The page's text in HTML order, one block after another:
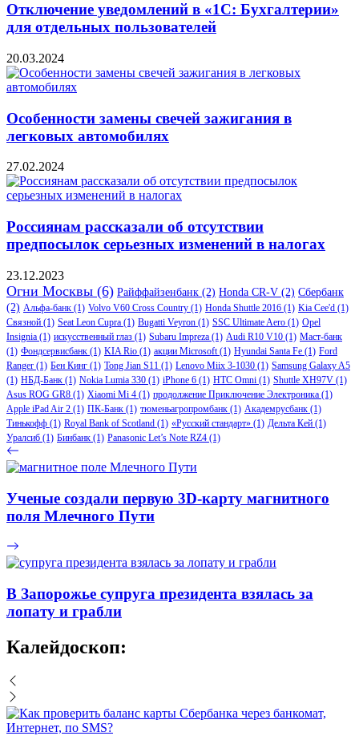
Отключение уведомлений в «1С: Бухгалтерии»
для отдельных пользователей
20.03.2024
Особенности замены свечей зажигания в
легковых автомобилях
27.02.2024
Россиянам рассказали об отсутствии
предпосылок серьезных изменений в налогах
23.12.2023
Огни Москвы (6) Райффайзенбанк (2) Honda CR-V (2) Сбербанк
(2) Альфа-банк (1) Volvo V60 Cross Country (1) Honda Shuttle 2016 (1) Kia Cee'd (1)
Связной (1) Seat Leon Cupra (1) Bugatti Veyron (1) SSC Ultimate Aero (1) Opel
Insignia (1) искусственный глаз (1) Subaru Impreza (1) Audi R10 V10 (1) Маст-банк
(1) Фондсервисбанк (1) KIA Rio (1) акции Microsoft(1) Hyundai Santa Fe (1) Ford
Ranger (1) Бен Кинг (1) Tong Jian S11 (1) Lenovo Miix 3-1030 (1) Samsung Galaxy A5
(1) НБД-Банк (1) Nokia Lumia 330 (1) iPhone 6 (1) HTC Omni (1) Shuttle XH97V (1)
Asus ROG GR8 (1) Xiaomi Mi 4 (1) продолжение Приключение Электроника (1)
Apple iPad Air 2 (1) ПК-Банк (1) тюменьагропромбанк (1) Академрусбанк (1)
Тинькофф (1) Royal Bank of Scotland (1) «Русский стандарт» (1) Дельта Кей (1)
Уралсиб (1) Бинбанк (1) Panasonic Let’s Note RZ4 (1)
Ученые создали первую 3D-карту магнитного
поля Млечного Пути
В Запорожье супруга президента взялась за
лопату и грабли
Калейдоскоп: